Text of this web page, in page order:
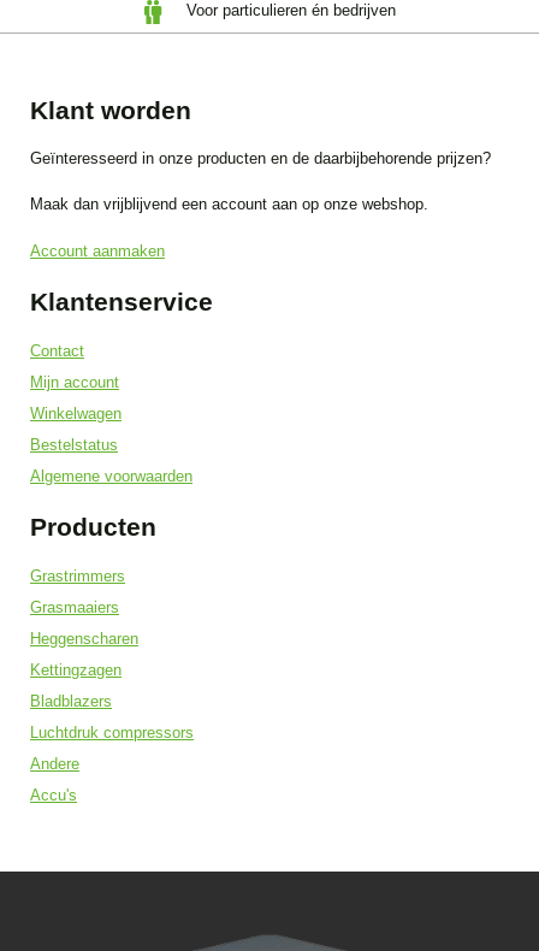
Voor particulieren én bedrijven
Klant worden
Geïnteresseerd in onze producten en de daarbijbehorende prijzen?
Maak dan vrijblijvend een account aan op onze webshop.
Account aanmaken
Klantenservice
Contact
Mijn account
Winkelwagen
Bestelstatus
Algemene voorwaarden
Producten
Grastrimmers
Grasmaaiers
Heggenscharen
Kettingzagen
Bladblazers
Luchtdruk compressors
Andere
Accu's